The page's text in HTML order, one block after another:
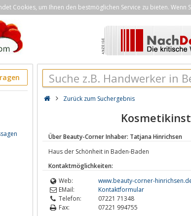
Cookies, um Ihnen den bestmöglichen Service zu bieten.
Zurück zum Suchergebnis
Über Beauty-Corner Inhaber: Tatjana Hinrichsen
Haus der Schönheit in Baden-Baden
Kontaktmöglichkeiten:
Web:
www.beauty-corner-
EMail:
Kontaktformular
Telefon:
07221 71348
Fax:
07221 994755